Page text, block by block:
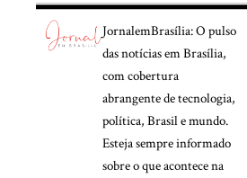
JornalemBrasília: O pulso
das notícias em Brasília,
com cobertura
abrangente de tecnologia,
política, Brasil e mundo.
Esteja sempre informado
sobre o que acontece na